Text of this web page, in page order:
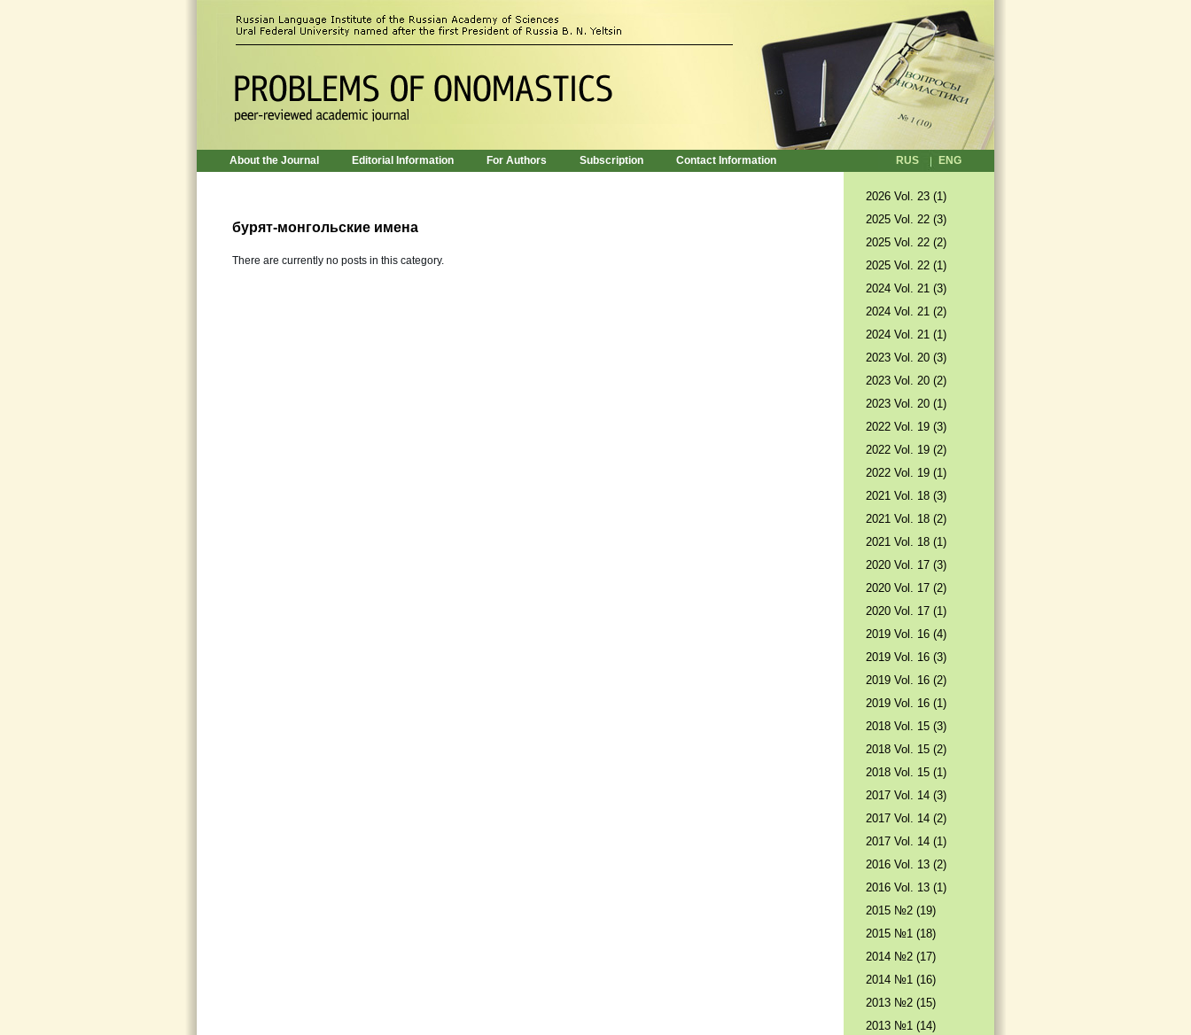
About the Journal Editorial Information For Authors Subscription Contact Information RUS ENG
бурят-монгольские имена
There are currently no posts in this category.
2026 Vol. 23 (1)
2025 Vol. 22 (3)
2025 Vol. 22 (2)
2025 Vol. 22 (1)
2024 Vol. 21 (3)
2024 Vol. 21 (2)
2024 Vol. 21 (1)
2023 Vol. 20 (3)
2023 Vol. 20 (2)
2023 Vol. 20 (1)
2022 Vol. 19 (3)
2022 Vol. 19 (2)
2022 Vol. 19 (1)
2021 Vol. 18 (3)
2021 Vol. 18 (2)
2021 Vol. 18 (1)
2020 Vol. 17 (3)
2020 Vol. 17 (2)
2020 Vol. 17 (1)
2019 Vol. 16 (4)
2019 Vol. 16 (3)
2019 Vol. 16 (2)
2019 Vol. 16 (1)
2018 Vol. 15 (3)
2018 Vol. 15 (2)
2018 Vol. 15 (1)
2017 Vol. 14 (3)
2017 Vol. 14 (2)
2017 Vol. 14 (1)
2016 Vol. 13 (2)
2016 Vol. 13 (1)
2015 №2 (19)
2015 №1 (18)
2014 №2 (17)
2014 №1 (16)
2013 №2 (15)
2013 №1 (14)